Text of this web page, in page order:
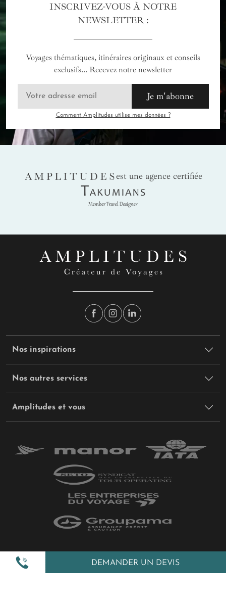
DEMANDER UN DEVIS
INSCRIVEZ-VOUS À NOTRE
NEWSLETTER :
Voyages thématiques, itinéraires originaux et conseils
exclusifs... Recevez notre newsletter
Je m'abonne
Comment Amplitudes utilise mes données ?
AMPLITUDES
est une agence certifiée
Takumians
Nos inspirations
Nos autres services
Amplitudes et vous
Plan du site
Politique de confidentialité